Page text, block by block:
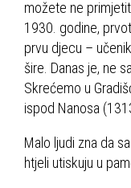
možete ne
1930. godine,
prvu djecu –
šire. Danas je, ne
Skrećemo u
ispod Nanosa
Malo ljudi zna da
htjeli utiskuju u